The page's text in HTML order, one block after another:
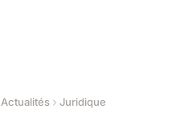
Actualités Juridique